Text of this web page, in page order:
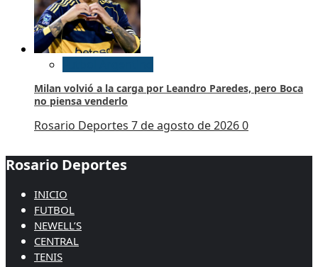
Milan volvió a la carga por Leandro Paredes, pero Boca
no piensa venderlo
Rosario Deportes 7 de agosto de 20260
Rosario Deportes
INICIO
FUTBOL
NEWELL’S
CENTRAL
TENIS